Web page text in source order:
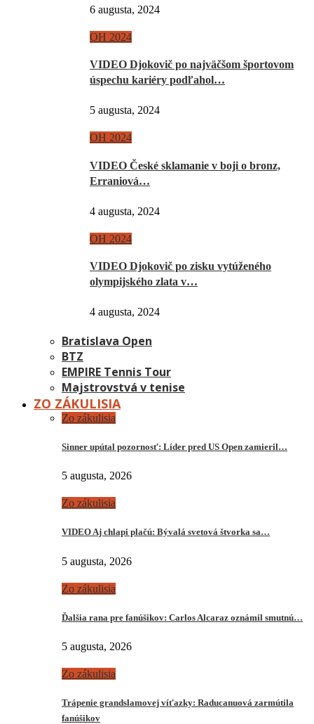
6 augusta, 2024
OH 2024
VIDEO Djokovič po najväčšom športovom
úspechu kariéry podľahol…
5 augusta, 2024
OH 2024
VIDEO České sklamanie v boji o bronz,
Erraniová…
4 augusta, 2024
OH 2024
VIDEO Djokovič po zisku vytúženého
olympijského zlata v…
4 augusta, 2024
Bratislava Open
BTZ
EMPIRE Tennis Tour
Majstrovstvá v tenise
ZO ZÁKULISIA
Zo zákulisia
Sinner upútal pozornosť: Líder pred US Open zamieril…
5 augusta, 2026
Zo zákulisia
VIDEO Aj chlapi plačú: Bývalá svetová štvorka sa…
5 augusta, 2026
Zo zákulisia
Ďalšia rana pre fanúšikov: Carlos Alcaraz oznámil smutnú…
5 augusta, 2026
Zo zákulisia
Trápenie grandslamovej víťazky: Raducanuová zarmútila
fanúšikov